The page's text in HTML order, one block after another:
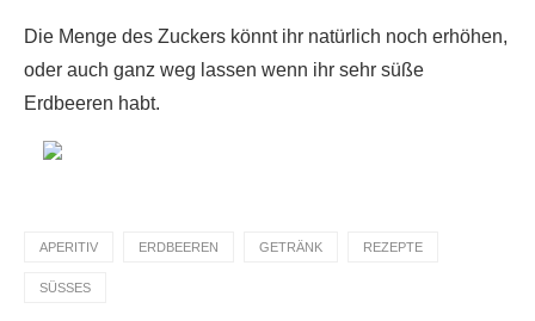
Die Menge des Zuckers könnt ihr natürlich noch erhöhen,
oder auch ganz weg lassen wenn ihr sehr süße
Erdbeeren habt.
APERITIV ERDBEEREN GETRÄNK REZEPTE
SÜSSES